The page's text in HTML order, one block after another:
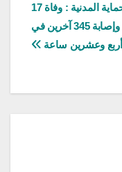
الحماية المدنية : وفاة 17
شخصا وإصابة 345 آخرين في
أربع وعشرين ساعة